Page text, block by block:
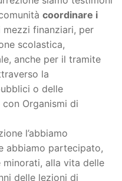
coordinare i
mezzi finanziari, per
scolastica,
anche per il tramite
la
o delle
Organismi di
l’abbiamo
abbiamo partecipato,
minorati, alla vita delle
delle lezioni di